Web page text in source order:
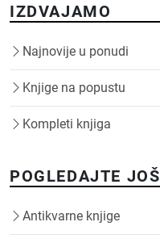
IZDVAJAMO
Najnovije u ponudi
Knjige na popustu
Kompleti knjiga
POGLEDAJTE JOŠ
Antikvarne knjige